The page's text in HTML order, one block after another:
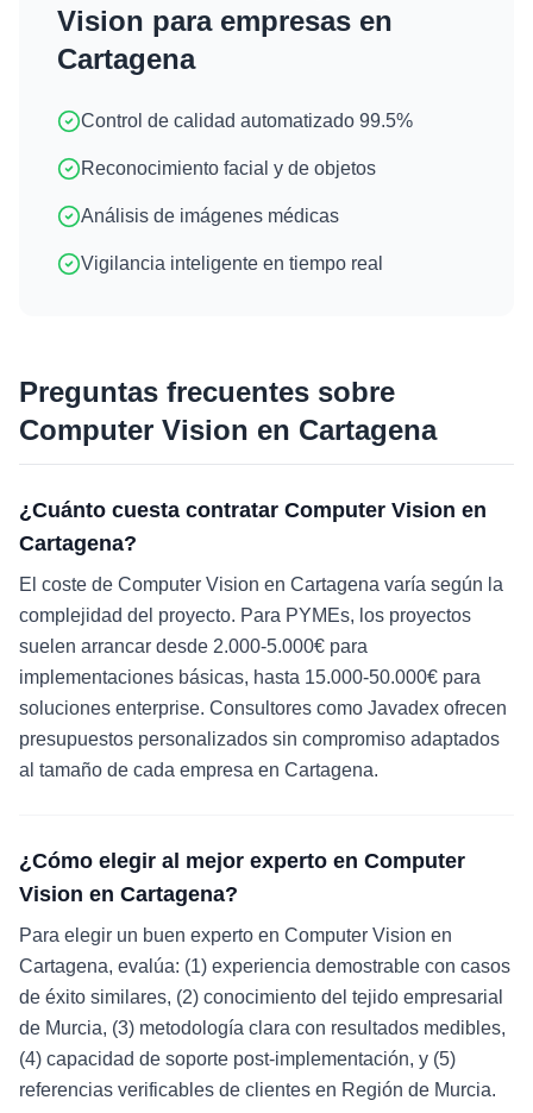
Vision para empresas en
Cartagena
Control de calidad automatizado 99.5%
Reconocimiento facial y de objetos
Análisis de imágenes médicas
Vigilancia inteligente en tiempo real
Preguntas frecuentes sobre
Computer Vision en Cartagena
¿Cuánto cuesta contratar Computer Vision en
Cartagena?
El coste de Computer Vision en Cartagena varía según la
complejidad del proyecto. Para PYMEs, los proyectos
suelen arrancar desde 2.000-5.000€ para
implementaciones básicas, hasta 15.000-50.000€ para
soluciones enterprise. Consultores como Javadex ofrecen
presupuestos personalizados sin compromiso adaptados
al tamaño de cada empresa en Cartagena.
¿Cómo elegir al mejor experto en Computer
Vision en Cartagena?
Para elegir un buen experto en Computer Vision en
Cartagena, evalúa: (1) experiencia demostrable con casos
de éxito similares, (2) conocimiento del tejido empresarial
de Murcia, (3) metodología clara con resultados medibles,
(4) capacidad de soporte post-implementación, y (5)
referencias verificables de clientes en Región de Murcia.